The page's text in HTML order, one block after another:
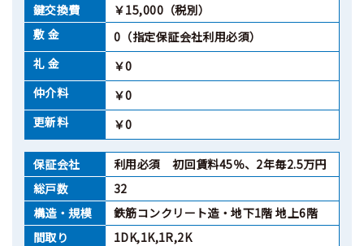
鍵交換費
￥15,000（税別）
敷 金
0（指定保証会社利用必須）
礼 金
￥0
仲介料
￥0
更新料
￥0
保証会社
利用必須 初回賃料45％、2年毎2.5万円
総戸数
32
構造・規模
鉄筋コンクリート造・地下1階 地上6階
間取り
1DK,1K,1R,2K